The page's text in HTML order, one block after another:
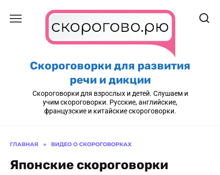
содержанию
Скороговорки для развития
речи и дикции
Скороговорки для взрослых и детей. Слушаем и
учим скороговорки. Русские, английские,
французские и китайские скороговорки.
ГЛАВНАЯ » ВИДЕО О СКОРОГОВОРКАХ
Японские скороговорки